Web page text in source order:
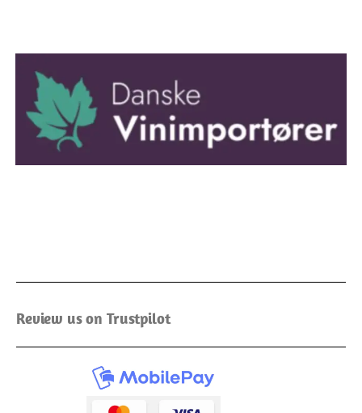
Review us on Trustpilot